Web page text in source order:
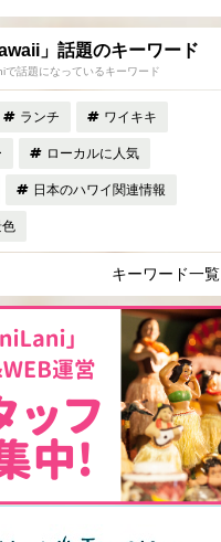
」話題のキーワード
で話題になっているキーワード
ランチ ワイキキ
ローカルに人気
日本のハワイ関連情報
色
キーワード一覧